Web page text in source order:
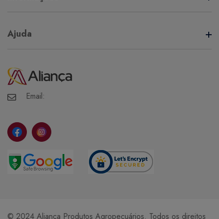
Termos de Uso
Ajuda
Minha Conta
Meus Pedidos
Meus Favoritos
Email:
© 2024 Aliança Produtos Agropecuários. Todos os direitos